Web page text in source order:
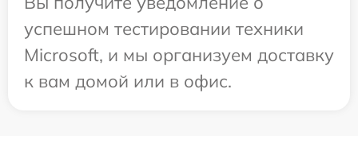
успешном тестировании техники
Microsoft, и мы организуем доставку
к вам домой или в офис.